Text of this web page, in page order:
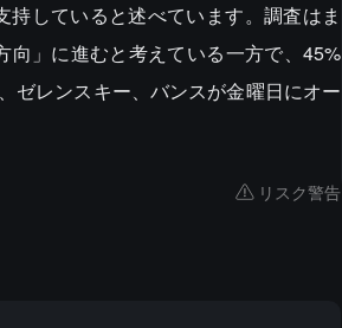
していると述べています。調査はま
向」に進むと考えている一方で、45%
ゼレンスキー、バンスが金曜日にオー
リスク警告